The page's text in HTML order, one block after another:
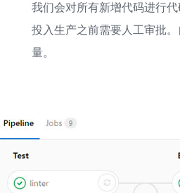
我们会对所有新增代码进行
投入生产之前需要人工审批
量。